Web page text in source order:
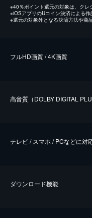
※40％ポイント還元の対象は、クレ
※iOSアプリのUコイン決済による
※還元の対象外となる決済方法や商
フルHD画質 / 4K画質
⾼⾳質（DOLBY DIGITAL
テレビ / スマホ / PCなどに対
ダウンロード機能